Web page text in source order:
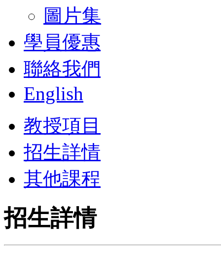
圖片集
學員優惠
聯絡我們
English
教授項目
招生詳情
其他課程
招生詳情